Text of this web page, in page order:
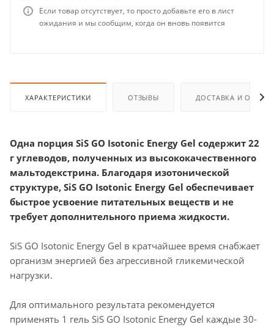
Если товар отсутствует, то просто добавьте его в лист
ожидания и мы сообщим, когда он вновь появится
ХАРАКТЕРИСТИКИ ОТЗЫВЫ ДОСТАВКА И
Одна порция SiS GO Isotonic Energy Gel содержит 22
г углеводов, полученных из высококачественного
мальтодекстрина. Благодаря изотонической
структуре, SiS GO Isotonic Energy Gel обеспечивает
быстрое усвоение питательных веществ и не
требует дополнительного приема жидкости.
SiS GO Isotonic Energy Gel в кратчайшее время снабжает
организм энергией без агрессивной гликемической
нагрузки.
Для оптимального результата рекомендуется
применять 1 гель SiS GO Isotonic Energy Gel каждые 30-